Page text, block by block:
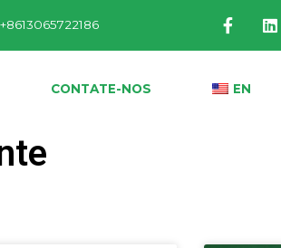
+8613065722186
CONTATE-NOS EN